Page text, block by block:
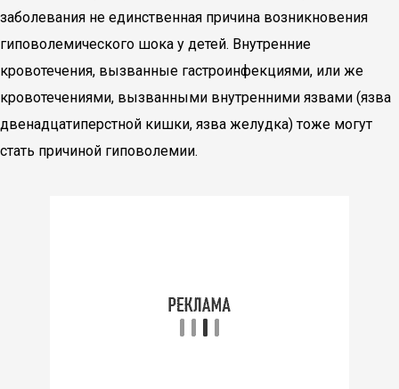
заболевания не единственная причина возникновения
гиповолемического шока у детей. Внутренние
кровотечения, вызванные гастроинфекциями, или же
кровотечениями, вызванными внутренними язвами (язва
двенадцатиперстной кишки, язва желудка) тоже могут
стать причиной гиповолемии.